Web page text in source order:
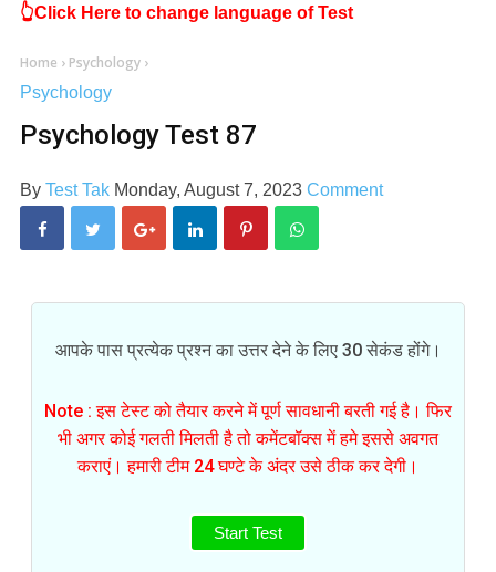
👆Click Here to change language of Test
Home › Psychology ›
Psychology
Psychology Test 87
By Test Tak Monday, August 7, 2023 Comment
आपके पास प्रत्येक प्रश्न का उत्तर देने के लिए 30 सेकंड होंगे।
Note : इस टेस्ट को तैयार करने में पूर्ण सावधानी बरती गई है। फिर
भी अगर कोई गलती मिलती है तो कमेंटबॉक्स में हमे इससे अवगत
कराएं। हमारी टीम 24 घण्टे के अंदर उसे ठीक कर देगी।
Start Test